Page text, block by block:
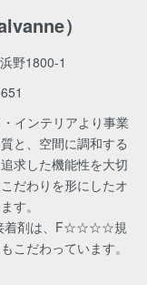
）
野1800-1
インテリアより事業
と、空間に調和する
求した機能性を大切
だわりを形にしたオ
す。
接着剤は、F☆☆☆☆規
こだわっています。